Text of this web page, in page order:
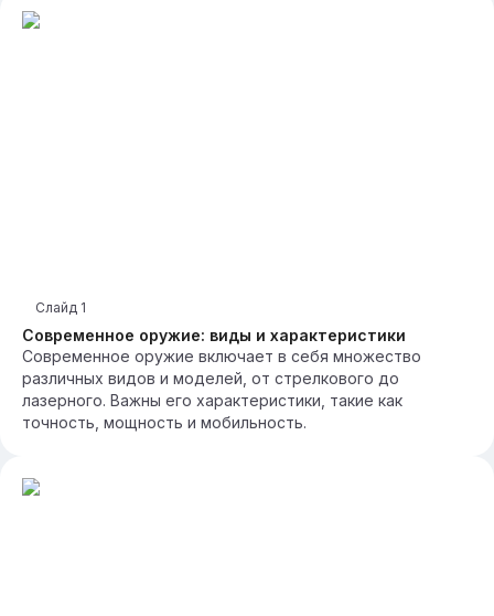
Современное оружие: виды и характеристики
Слайд 1
Современное оружие включает в себя множество
различных видов и моделей, от стрелкового до
лазерного. Важны его характеристики, такие как
точность, мощность и мобильность.